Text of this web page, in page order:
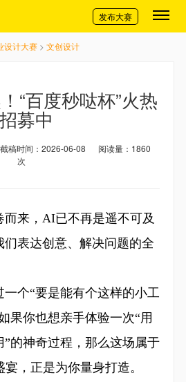
切换导航
发布大赛
设计大赛 > 文创设计
“百度秒哒杯”火热
招募中
截稿时间：2026-06-08
阅读量：1860
次
而来，AI已不再是遥不可及
们表达创意、解决问题的全
个“要是能有个这样的小工
果你也想亲手体验一次“用
的神奇过程，那么这场属于
，正是为你量身打造。